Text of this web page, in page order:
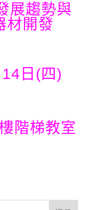
展趨勢與
材開發
日(四)
階梯教室